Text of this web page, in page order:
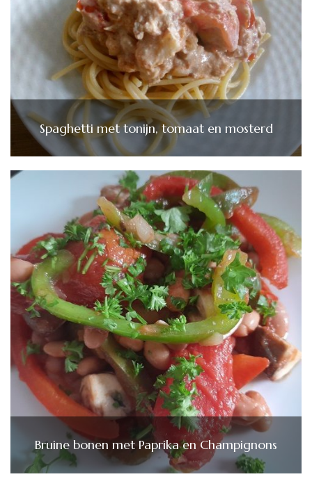
Spaghetti met tonijn, tomaat en mosterd
Bruine bonen met Paprika en Champignons